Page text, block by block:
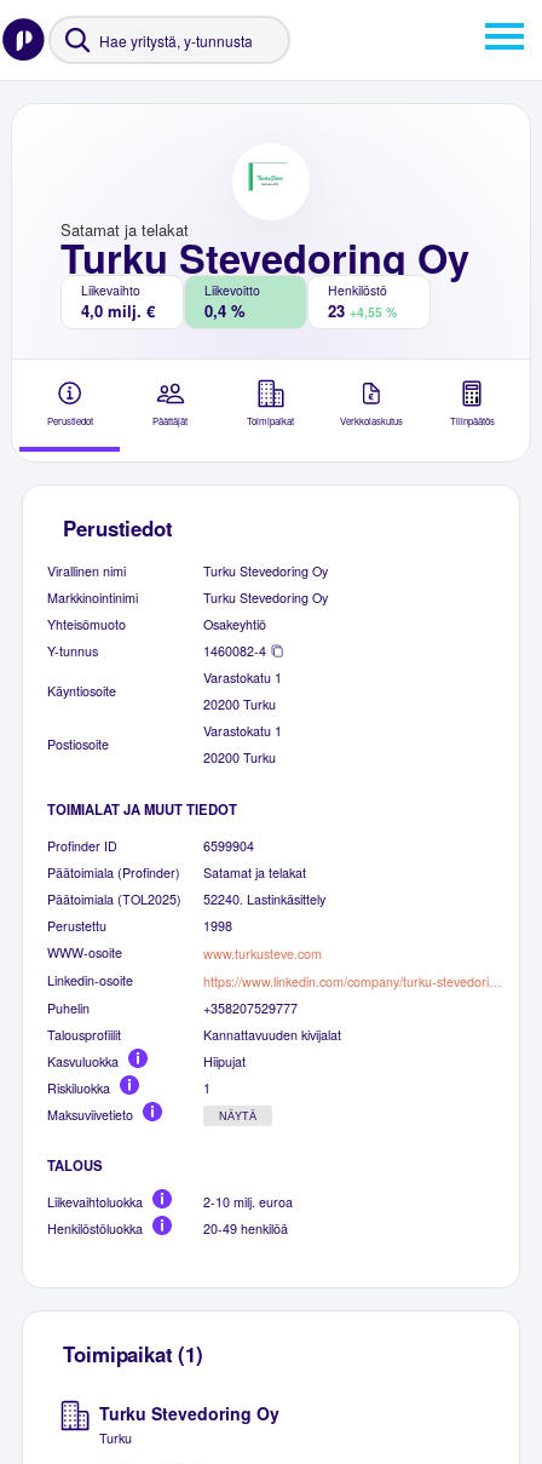
Turku Stevedoring Oy
Satamat ja telakat
Liikevaihto
4,0 milj. €
Liikevoitto
0,4 %
Henkilöstö
23 +4,55 %
Perustiedot Päättäjät Toimipaikat Verkkolaskutus Tilinpäätös
Perustiedot
Virallinen nimi
Turku Stevedoring Oy
Markkinointinimi
Turku Stevedoring Oy
Yhteisömuoto
Osakeyhtiö
Y-tunnus
1460082-4
Käyntiosoite
Varastokatu 1
20200 Turku
Postiosoite
Varastokatu 1
20200 Turku
TOIMIALAT JA MUUT TIEDOT
Profinder ID
6599904
Päätoimiala (Profinder)
Satamat ja telakat
Päätoimiala (TOL2025)
52240. Lastinkäsittely
Perustettu
1998
WWW-osoite
www.turkusteve.com
Linkedin-osoite
Puhelin
+358207529777
Talousprofiilit
Kannattavuuden kivijalat
Kasvuluokka
Hiipujat
Riskiluokka
1
Maksuviivetieto
NÄYTÄ
TALOUS
Liikevaihtoluokka
2-10 milj. euroa
Henkilöstöluokka
20-49 henkilöä
Toimipaikat (1)
Turku Stevedoring Oy
Turku